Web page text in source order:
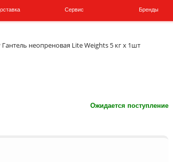
Сервис Бренды
Гантель неопреновая Lite Weights 5 кг x 1шт
Ожидается поступление